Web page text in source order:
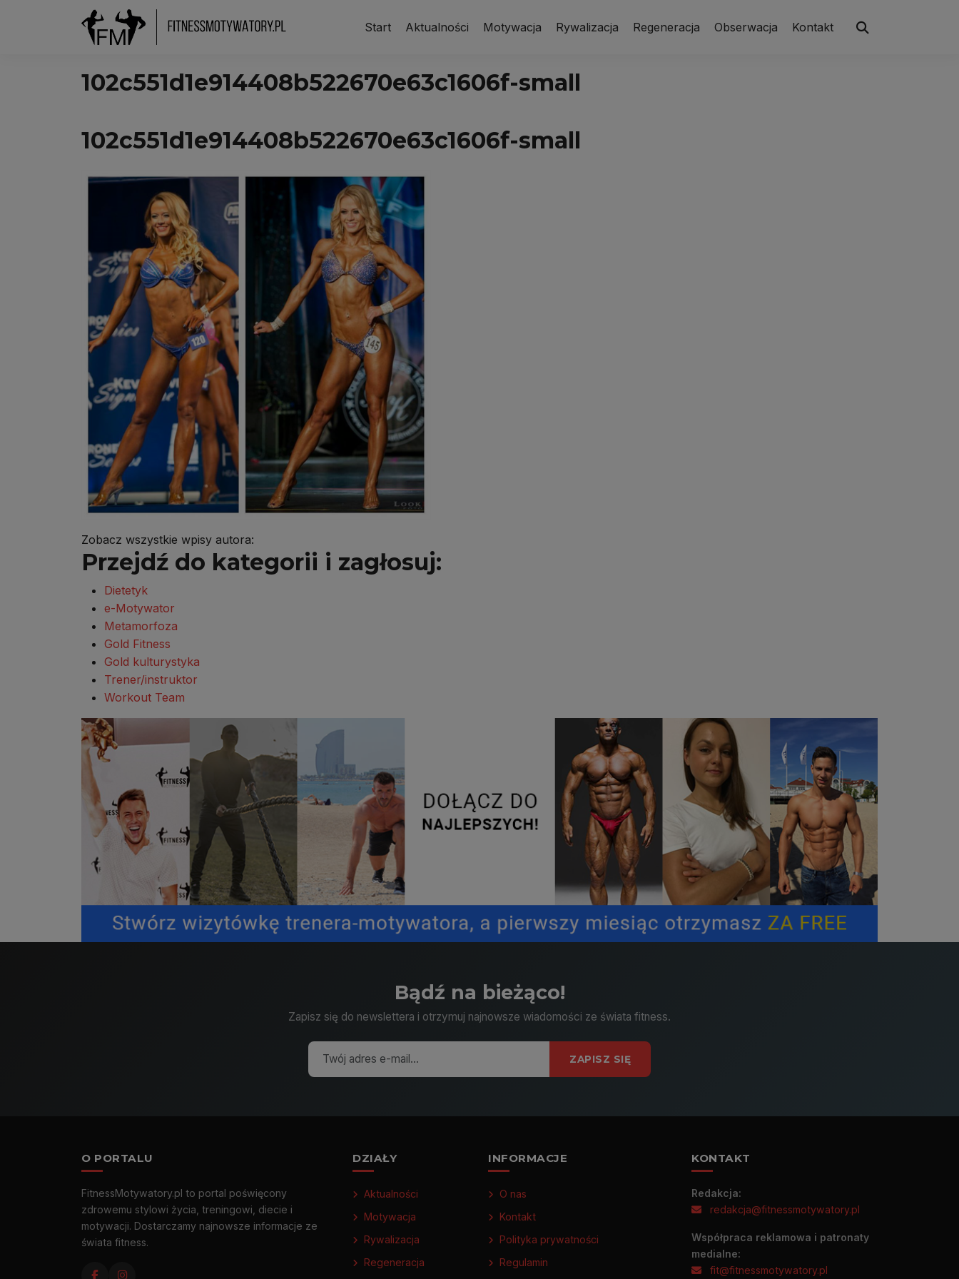
Start Aktualności Motywacja Rywalizacja Regeneracja Obserwacja Kontakt
102c551d1e914408b522670e63c1606f-small
102c551d1e914408b522670e63c1606f-small
Zobacz wszystkie wpisy autora:
Przejdź do kategorii i zagłosuj:
Dietetyk
e-Motywator
Metamorfoza
Gold Fitness
Gold kulturystyka
Trener/instruktor
Workout Team
Bądź na bieżąco!
Zapisz się do newslettera i otrzymuj najnowsze wiadomości ze świata fitness.
ZAPISZ SIĘ
O PORTALU
FitnessMotywatory.pl to portal poświęcony
zdrowemu stylowi życia, treningowi, diecie i
motywacji. Dostarczamy najnowsze informacje ze
świata fitness.
DZIAŁY
Aktualności
Motywacja
Rywalizacja
Regeneracja
INFORMACJE
O nas
Kontakt
Polityka prywatności
Regulamin
KONTAKT
Redakcja:
redakcja@fitnessmotywatory.pl
Współpraca reklamowa i patronaty
medialne:
fit@fitnessmotywatory.pl